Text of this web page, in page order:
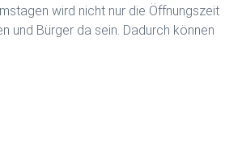
wird nicht nur die Öffnungszeit
und Bürger da sein. Dadurch können